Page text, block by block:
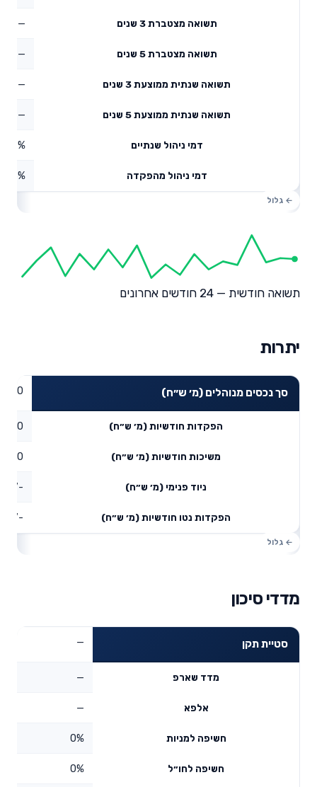
תשואה מצטברת 3 שנים —
תשואה מצטברת 5 שנים —
תשואה שנתית ממוצעת 3 שנים —
תשואה שנתית ממוצעת 5 שנים —
דמי ניהול שנתיים
דמי ניהול מהפקדה
תשואה חודשית — 24 חודשים אחרונים
יתרות
סך נכסים מנוהלים (מ׳ ש״ח) 0
הפקדות חודשיות (מ׳ ש״ח) 0
משיכות חודשיות (מ׳ ש״ח) 0
ניוד פנימי (מ׳ ש״ח) -0.37
הפקדות נטו חודשיות (מ׳ ש״ח) -0.37
מדדי סיכון
סטיית תקן —
מדד שארפ —
אלפא —
חשיפה למניות 0%
חשיפה לחו״ל 0%